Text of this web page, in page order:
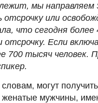
мы направляем
или
что сегодня более
отсрочку. Если
700 тысяч человек.
словам, могут
мужчины,